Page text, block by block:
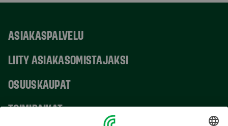
ASIAKASPALVELU
LIITY ASIAKASOMISTAJAKSI
OSUUSKAUPAT
TOIMIPAIKAT